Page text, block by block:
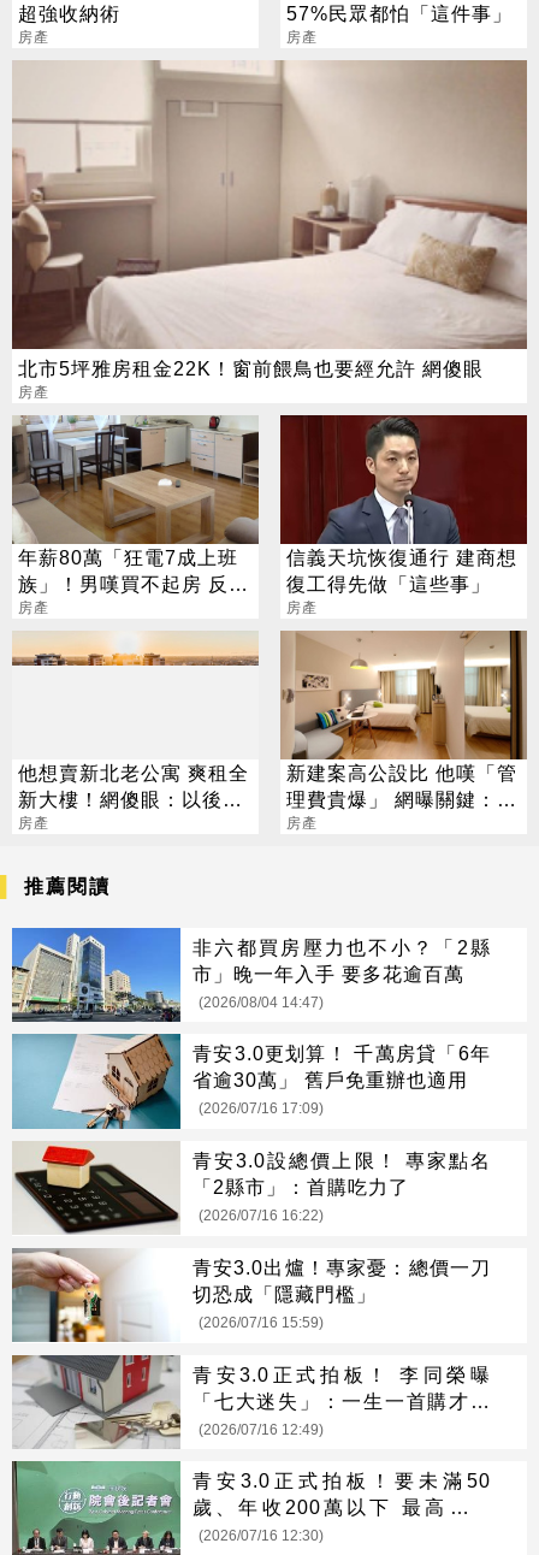
超強收納術
房產
57%民眾都怕「這件事」
房產
北市5坪雅房租金22K！窗前餵鳥也要經允許 網傻眼
房產
年薪80萬「狂電7成上班
族」！男嘆買不起房 反遭
網噴爆
房產
信義天坑恢復通行 建商想
復工得先做「這些事」
房產
他想賣新北老公寓 爽租全
新大樓！網傻眼：以後小
孩會恨你
房產
新建案高公設比 他嘆「管
理費貴爆」 網曝關鍵：人
事費用是主因
房產
推薦閱讀
非六都買房壓力也不小？「2縣
市」晚一年入手 要多花逾百萬
(2026/08/04 14:47)
青安3.0更划算！ 千萬房貸「6年
省逾30萬」 舊戶免重辦也適用
(2026/07/16 17:09)
青安3.0設總價上限！ 專家點名
「2縣市」：首購吃力了
(2026/07/16 16:22)
青安3.0出爐！專家憂：總價一刀
切恐成「隱藏門檻」
(2026/07/16 15:59)
青安3.0正式拍板！ 李同榮曝
「七大迷失」：一生一首購才是
正解
(2026/07/16 12:49)
青安3.0正式拍板！要未滿50
歲、年收200萬以下 最高可貸
1500萬
(2026/07/16 12:30)